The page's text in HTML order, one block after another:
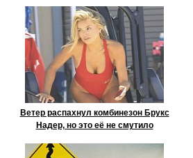
Ветер распахнул комбинезон Брукс
Надер, но это её не смутило